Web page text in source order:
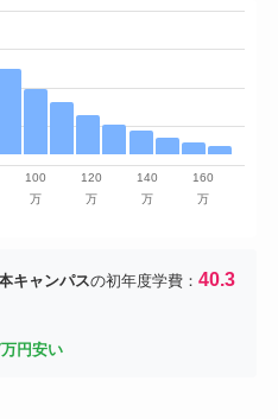
100
万
120
万
140
万
160
万
キャンパスの初年度学費： 40.3
円安い